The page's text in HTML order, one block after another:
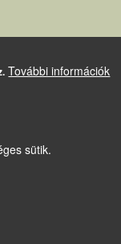
További információk
sütik.